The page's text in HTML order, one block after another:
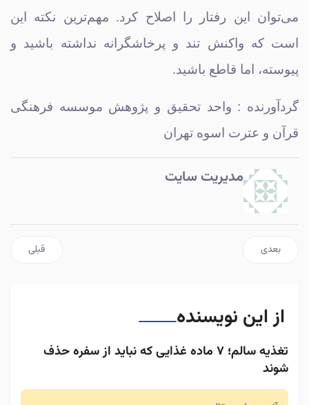
می‌توان این رفتار را اصلاح کرد. مهم‌ترین نکته این
است که واکنش تند و پرخاشگرانه نداشته باشید و
پیوسته، اما قاطع باشید.
گردآورنده : واحد تحقیق و پژوهش موسسه فرهنگی
قرآن و عترت اسوه تهران
مدیریت سایت
مطلب قبلی:
قبلی مطلب بعدی: دوستی با جنس مخالف
بعدی
از این نویسنده
تغذیه سالم؛ ۷ ماده غذایی که نباید از سفره حذف
شوند